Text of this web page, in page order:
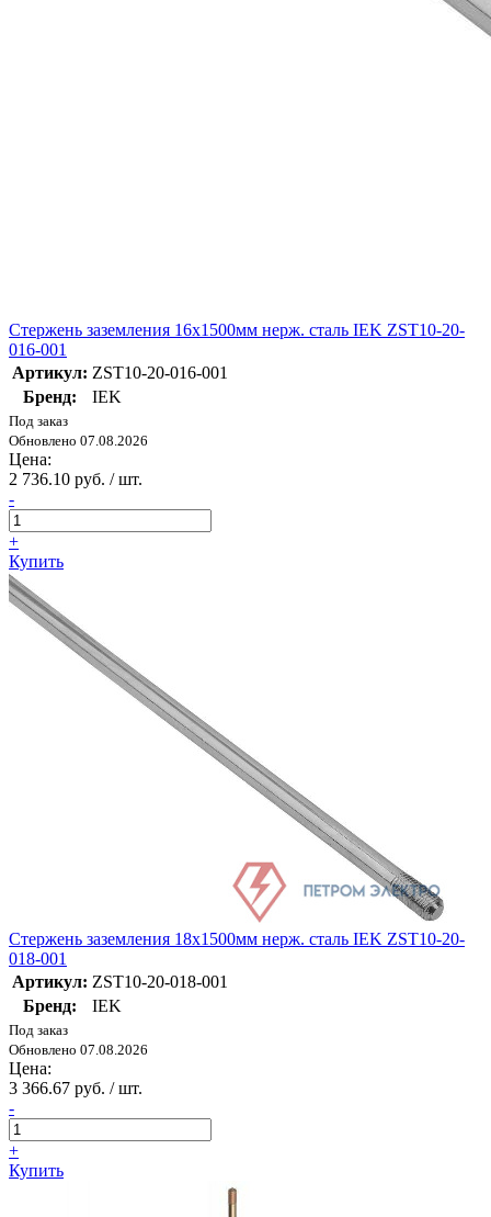
Стержень заземления 16х1500мм нерж. сталь IEK ZST10-20-
016-001
Артикул: ZST10-20-016-001
Бренд:
IEK
Под заказ
Обновлено 07.08.2026
Цена:
2 736.10 руб. / шт.
-
+
Купить
Стержень заземления 18х1500мм нерж. сталь IEK ZST10-20-
018-001
Артикул: ZST10-20-018-001
Бренд:
IEK
Под заказ
Обновлено 07.08.2026
Цена:
3 366.67 руб. / шт.
-
+
Купить